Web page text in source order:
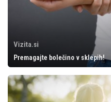
Vizita.si
Premagajte bolečino v sklepih!